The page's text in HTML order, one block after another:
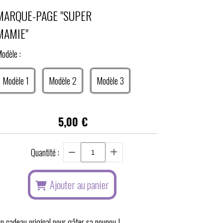
PAGE "SUPER
:
Modèle 1 Modèle 2 Modèle 3
5,00 €
Quantité :
Ajouter au panier